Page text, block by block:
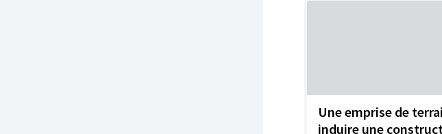
Une emprise de
induire une